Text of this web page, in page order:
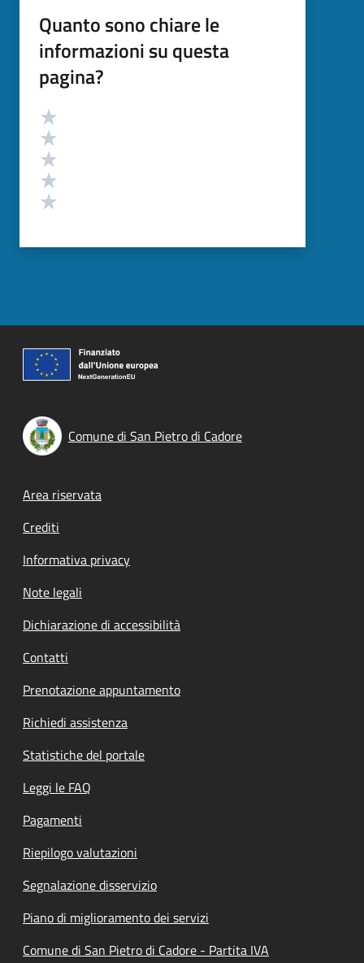
Quanto sono chiare le
informazioni su questa
pagina?
Valutazione
Comune di San Pietro di Cadore
Footer menu
Area riservata
Crediti
Informativa privacy
Note legali
Dichiarazione di accessibilità
Contatti
Prenotazione appuntamento
Richiedi assistenza
Statistiche del portale
Leggi le FAQ
Pagamenti
Riepilogo valutazioni
Segnalazione disservizio
Piano di miglioramento dei servizi
Comune di San Pietro di Cadore - Partita IVA